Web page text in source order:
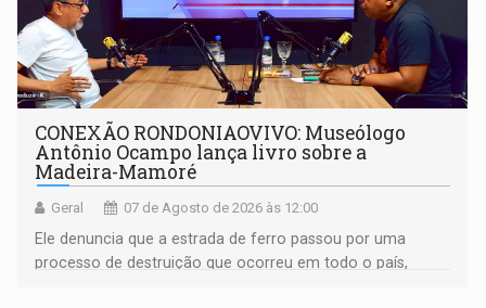
CONEXÃO RONDONIAOVIVO: Museólogo
Antônio Ocampo lança livro sobre a
Madeira-Mamoré
Geral 07 de Agosto de 2026 às 12:00
Ele denuncia que a estrada de ferro passou por uma
processo de destruição que ocorreu em todo o país,